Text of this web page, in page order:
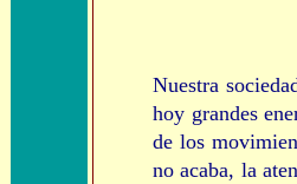
Nuestra
hoy grandes
de los
no acaba, la